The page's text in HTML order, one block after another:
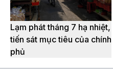
Lạm phát tháng 7 hạ nhiệt,
tiến sát mục tiêu của chính
phủ